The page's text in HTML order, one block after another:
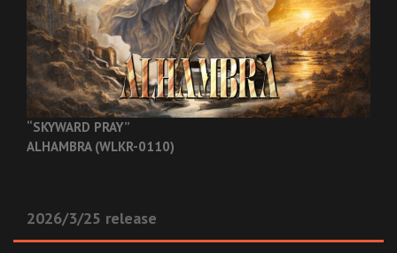
“SKYWARD PRAY”
ALHAMBRA (WLKR-0110)
2026/3/25 release